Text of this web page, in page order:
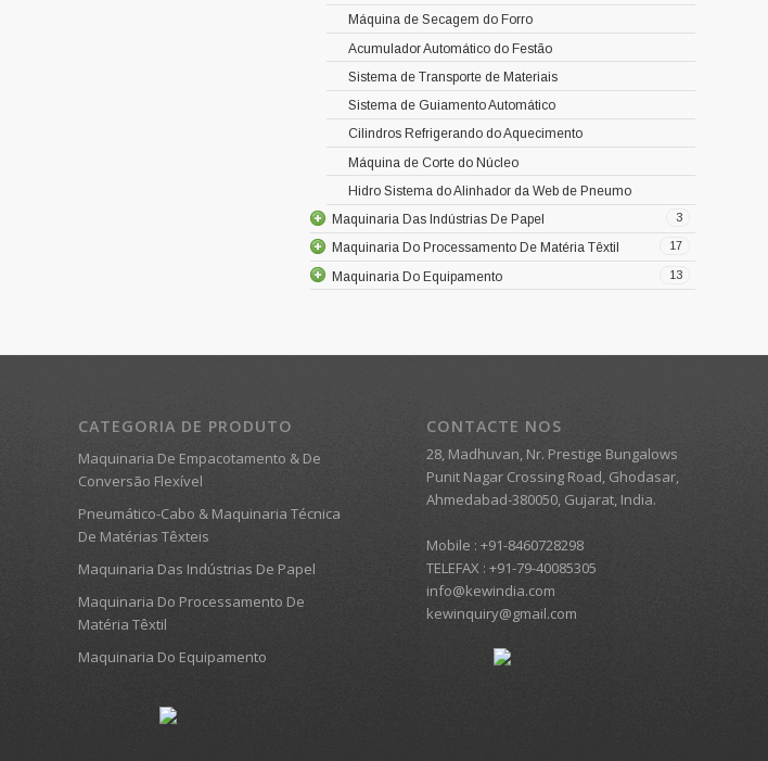
Máquina de Secagem do Forro
Acumulador Automático do Festão
Sistema de Transporte de Materiais
Sistema de Guiamento Automático
Cilindros Refrigerando do Aquecimento
Máquina de Corte do Núcleo
Hidro Sistema do Alinhador da Web de Pneumo
3
Maquinaria Das Indústrias De Papel
17
Maquinaria Do Processamento De Matéria Têxtil
13
Maquinaria Do Equipamento
CATEGORIA DE PRODUTO
Maquinaria De Empacotamento & De
Conversão Flexível
Pneumático-Cabo & Maquinaria Técnica
De Matérias Têxteis
Maquinaria Das Indústrias De Papel
Maquinaria Do Processamento De
Matéria Têxtil
Maquinaria Do Equipamento
CONTACTE NOS
28, Madhuvan, Nr. Prestige Bungalows
Punit Nagar Crossing Road, Ghodasar,
Ahmedabad-380050, Gujarat, India.
Mobile : +91-8460728298
TELEFAX : +91-79-40085305
info@kewindia.com
kewinquiry@gmail.com